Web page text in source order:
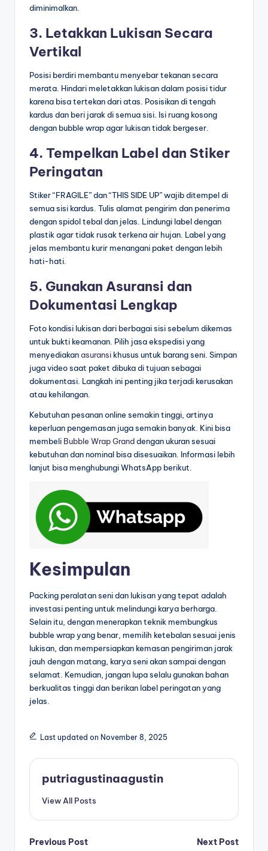
diminimalkan.
3. Letakkan Lukisan Secara
Vertikal
Posisi berdiri membantu menyebar tekanan secara
merata. Hindari meletakkan lukisan dalam posisi tidur
karena bisa tertekan dari atas. Posisikan di tengah
kardus dan beri jarak di semua sisi. Isi ruang kosong
dengan bubble wrap agar lukisan tidak bergeser.
4. Tempelkan Label dan Stiker
Peringatan
Stiker “FRAGILE” dan “THIS SIDE UP” wajib ditempel di
semua sisi kardus. Tulis alamat pengirim dan penerima
dengan spidol tebal dan jelas. Lindungi label dengan
plastik agar tidak rusak terkena air hujan. Label yang
jelas membantu kurir menangani paket dengan lebih
hati-hati.
5. Gunakan Asuransi dan
Dokumentasi Lengkap
Foto kondisi lukisan dari berbagai sisi sebelum dikemas
untuk bukti keamanan. Pilih jasa ekspedisi yang
menyediakanasuransi khusus untuk barang seni. Simpan
juga video saat paket dibuka di tujuan sebagai
dokumentasi. Langkah ini penting jika terjadi kerusakan
atau kehilangan.
Kebutuhan pesanan online semakin tinggi, artinya
keperluan pengemasan juga semakin banyak. Kini bisa
membeli Bubble Wrap Granddengan ukuran sesuai
kebutuhan dan nominal bisa disesuaikan. Informasi lebih
lanjut bisa menghubungi WhatsApp berikut.
Kesimpulan
Packing peralatan seni dan lukisan yang tepat adalah
investasi penting untuk melindungi karya berharga.
Selain itu, dengan menerapkan teknik membungkus
bubble wrap yang benar, memilih ketebalan sesuai jenis
lukisan, dan mempersiapkan kemasan pengiriman jarak
jauh dengan matang, karya seni akan sampai dengan
selamat. Kemudian, jangan lupa selalu gunakan bahan
berkualitas tinggi dan berikan label peringatan yang
jelas.
Last updated on November 8, 2025
putriagustinaagustin
View All Posts
Previous Post
Next Post